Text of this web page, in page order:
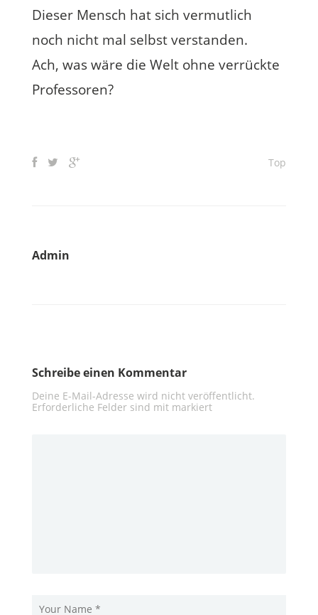
Dieser Mensch hat sich vermutlich
noch nicht mal selbst verstanden.
Ach, was wäre die Welt ohne verrückte
Professoren?
Top
Admin
Schreibe einen Kommentar
Deine E-Mail-Adresse wird nicht veröffentlicht.
Erforderliche Felder sind mit markiert